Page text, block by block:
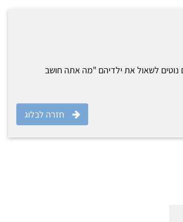
לשאול את ילדיהם "מה אתה חושב
חזרה לבלוג